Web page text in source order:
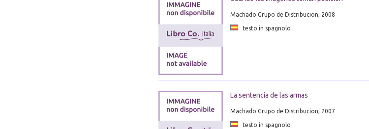
Machado Grupo de Distribucion, 2008
testo in spagnolo
La sentencia de las armas
Machado Grupo de Distribucion, 2007
testo in spagnolo